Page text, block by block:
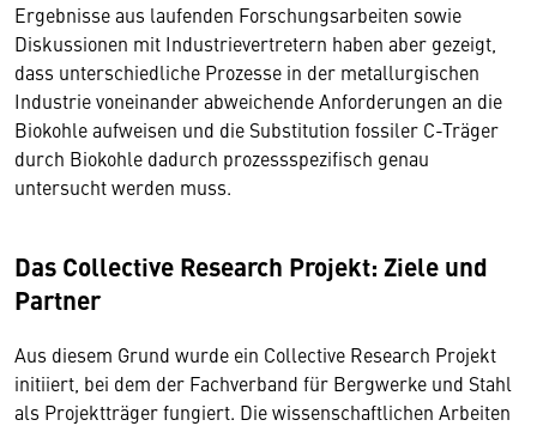
Ergebnisse aus laufenden Forschungsarbeiten sowie
Diskussionen mit Industrievertretern haben aber gezeigt,
dass unterschiedliche Prozesse in der metallurgischen
Industrie voneinander abweichende Anforderungen an die
Biokohle aufweisen und die Substitution fossiler C-Träger
durch Biokohle dadurch prozessspezifisch genau
untersucht werden muss.
Das Collective Research Projekt: Ziele und
Partner
Aus diesem Grund wurde ein Collective Research Projekt
initiiert, bei dem der Fachverband für Bergwerke und Stahl
als Projektträger fungiert. Die wissenschaftlichen Arbeiten